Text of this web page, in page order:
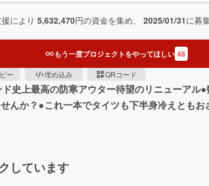
により 5,632,470円の資金を集め、 2025/01/31に募
もう一度プロジェクトをやってほしい 48
ー 埋め込み QRコード
史上最高の防寒アウター待望のリニューア
んか？●これ一本でタイツも下半身冷えとも
しています